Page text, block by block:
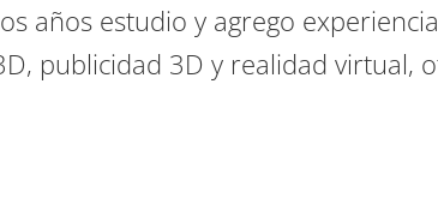
años estudio y agrego
publicidad 3D y realidad virtual,